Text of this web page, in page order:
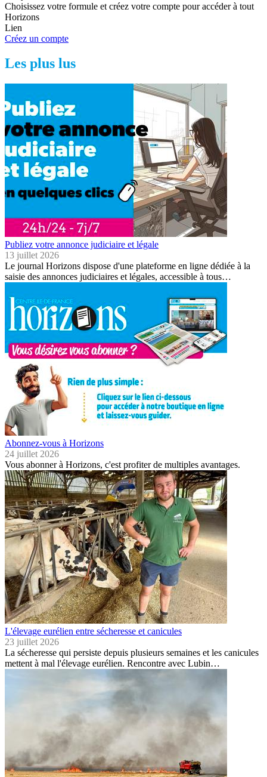
Choisissez votre formule et créez votre compte pour accéder à tout
Horizons
Lien
Créez un compte
Les plus lus
Publiez votre annonce judiciaire et légale
13 juillet 2026
Le journal Horizons dispose d'une plateforme en ligne dédiée à la
saisie des annonces judiciaires et légales, accessible à tous…
Abonnez-vous à Horizons
24 juillet 2026
Vous abonner à Horizons, c'est profiter de multiples avantages.
L'élevage eurélien entre sécheresse et canicules
23 juillet 2026
La sécheresse qui persiste depuis plusieurs semaines et les canicules
mettent à mal l'élevage eurélien. Rencontre avec Lubin…